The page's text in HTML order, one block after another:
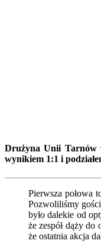
Drużyna Unii Tarnów
wynikiem 1:1 i
Pierwsza połowa
Pozwoliliśmy
było dalekie od
że zespół dąży
że ostatnia akcja